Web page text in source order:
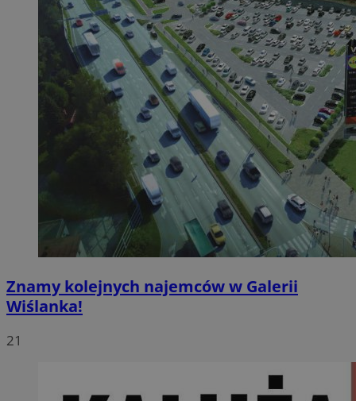
Znamy kolejnych najemców w Galerii
Wiślanka!
21